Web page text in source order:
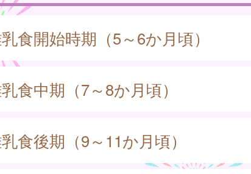
食開始時期（5～6か月頃）
食中期（7～8か月頃）
食後期（9～11か月頃）